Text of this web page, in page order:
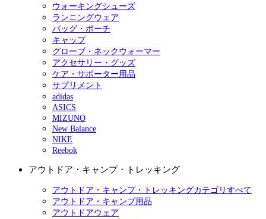
ウォーキングシューズ
ランニングウェア
バッグ・ポーチ
キャップ
グローブ・ネックウォーマー
アクセサリー・グッズ
ケア・サポーター用品
サプリメント
adidas
ASICS
MIZUNO
New Balance
NIKE
Reebok
アウトドア・キャンプ・トレッキング
アウトドア・キャンプ・トレッキングカテゴリすべて
アウトドア・キャンプ用品
アウトドアウェア